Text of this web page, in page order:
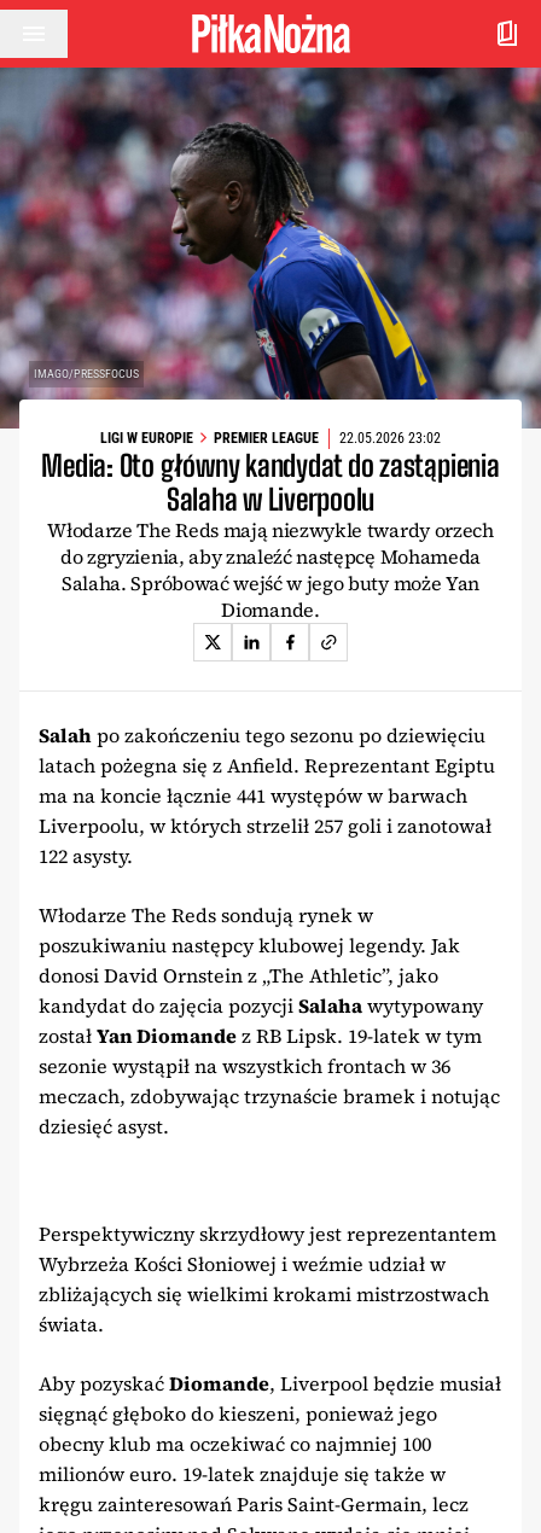
Przejdź do treści
IMAGO/PRESSFOCUS
LIGI W EUROPIE PREMIER LEAGUE 22.05.2026 23:02
Media: Oto główny kandydat do zastąpienia
Salaha w Liverpoolu
Włodarze The Reds mają niezwykle twardy orzech
do zgryzienia, aby znaleźć następcę Mohameda
Salaha. Spróbować wejść w jego buty może Yan
Diomande.
Salahpo zakończeniu tego sezonu po dziewięciu
latach pożegna się z Anfield. Reprezentant Egiptu
ma na koncie łącznie 441 występów w barwach
Liverpoolu, w których strzelił 257 goli i zanotował
122 asysty.
Włodarze The Reds sondują rynek w
poszukiwaniu następcy klubowej legendy. Jak
donosi David Ornstein z „The Athletic”, jako
kandydat do zajęcia pozycjiSalahawytypowany
zostałYan Diomandez RB Lipsk. 19-latek w tym
sezonie wystąpił na wszystkich frontach w 36
meczach, zdobywając trzynaście bramek i notując
dziesięć asyst.
Perspektywiczny skrzydłowy jest reprezentantem
Wybrzeża Kości Słoniowej i weźmie udział w
zbliżających się wielkimi krokami mistrzostwach
świata.
Aby pozyskaćDiomande, Liverpool będzie musiał
sięgnąć głęboko do kieszeni, ponieważ jego
obecny klub ma oczekiwać co najmniej 100
milionów euro. 19-latek znajduje się także w
kręgu zainteresowań Paris Saint-Germain, lecz